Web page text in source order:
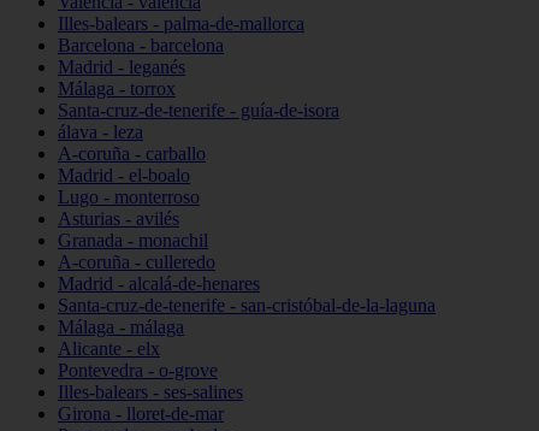
Illes-balears - palma-de-mallorca
Barcelona - barcelona
Madrid - leganés
Málaga - torrox
Santa-cruz-de-tenerife - guía-de-isora
álava - leza
A-coruña - carballo
Madrid - el-boalo
Lugo - monterroso
Asturias - avilés
Granada - monachil
A-coruña - culleredo
Madrid - alcalá-de-henares
Santa-cruz-de-tenerife - san-cristóbal-de-la-laguna
Málaga - málaga
Alicante - elx
Pontevedra - o-grove
Illes-balears - ses-salines
Girona - lloret-de-mar